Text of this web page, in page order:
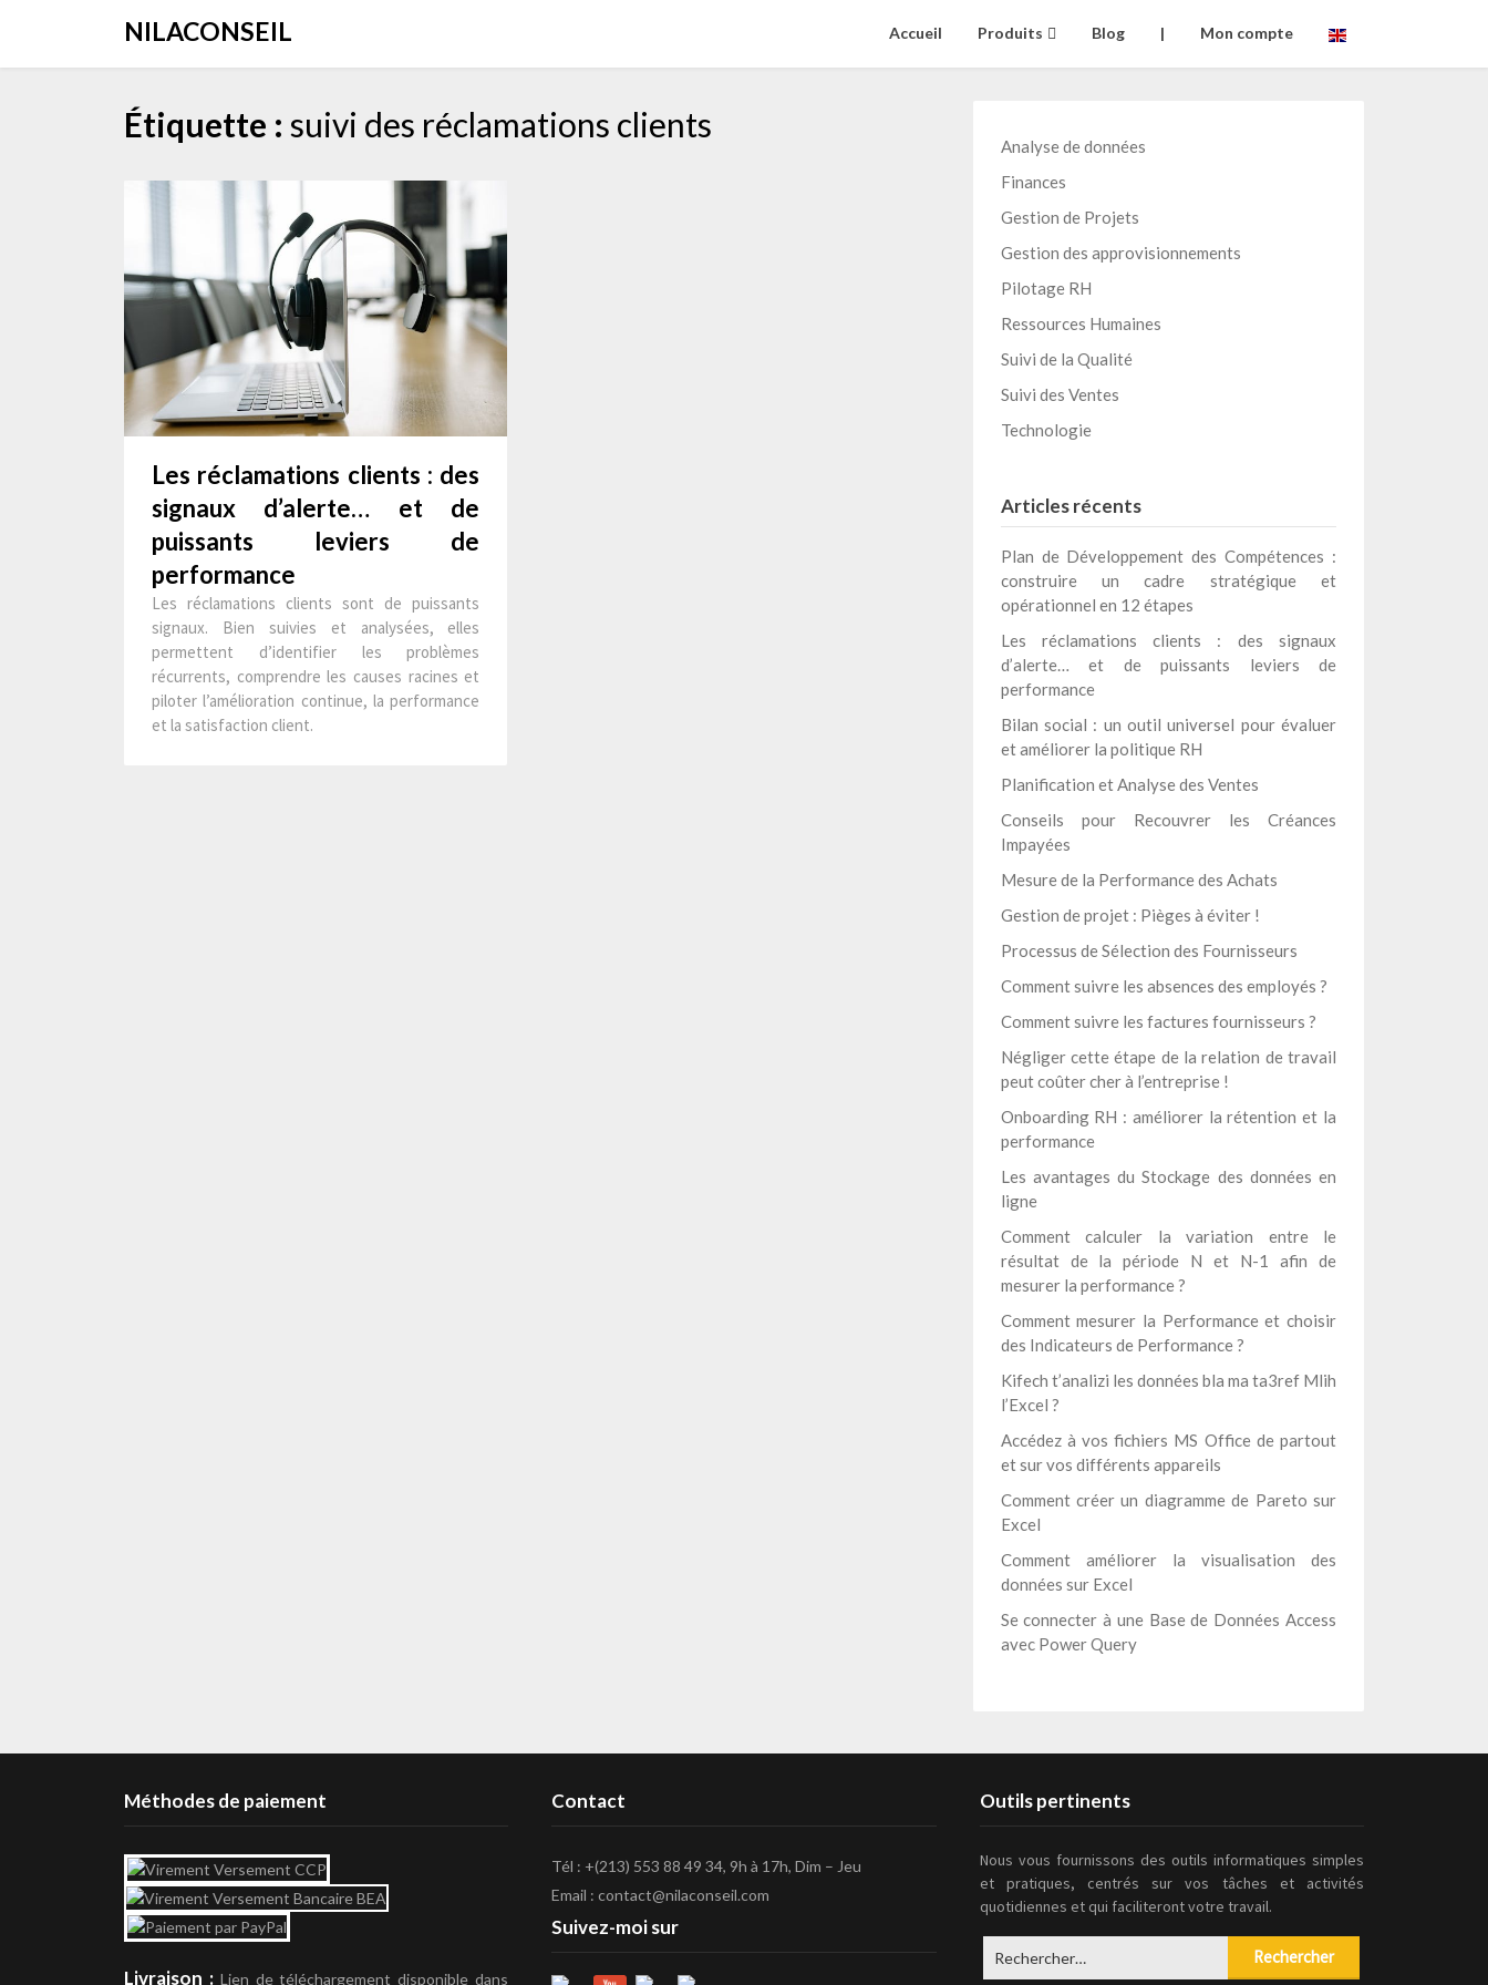
NILACONSEIL Accueil Produits Blog | Mon compte
Étiquette : suivi des réclamations clients
Les réclamations clients : des
signaux d’alerte… et de
puissants leviers de
performance
Les réclamations clients sont de puissants
signaux. Bien suivies et analysées, elles
permettent d’identifier les problèmes
récurrents, comprendre les causes racines et
piloter l’amélioration continue, la performance
et la satisfaction client.
Analyse de données
Finances
Gestion de Projets
Gestion des approvisionnements
Pilotage RH
Ressources Humaines
Suivi de la Qualité
Suivi des Ventes
Technologie
Articles récents
Plan de Développement des Compétences :
construire un cadre stratégique et
opérationnel en 12 étapes
Les réclamations clients : des signaux
d’alerte… et de puissants leviers de
performance
Bilan social : un outil universel pour évaluer
et améliorer la politique RH
Planification et Analyse des Ventes
Conseils pour Recouvrer les Créances
Impayées
Mesure de la Performance des Achats
Gestion de projet : Pièges à éviter !
Processus de Sélection des Fournisseurs
Comment suivre les absences des employés ?
Comment suivre les factures fournisseurs ?
Négliger cette étape de la relation de travail
peut coûter cher à l’entreprise !
Onboarding RH : améliorer la rétention et la
performance
Les avantages du Stockage des données en
ligne
Comment calculer la variation entre le
résultat de la période N et N-1 afin de
mesurer la performance ?
Comment mesurer la Performance et choisir
des Indicateurs de Performance ?
Kifech t’analizi les données bla ma ta3ref Mlih
l’Excel ?
Accédez à vos fichiers MS Office de partout
et sur vos différents appareils
Comment créer un diagramme de Pareto sur
Excel
Comment améliorer la visualisation des
données sur Excel
Se connecter à une Base de Données Access
avec Power Query
Méthodes de paiement
Livraison : Lien de téléchargement disponible dans
Contact
Tél : +(213) 553 88 49 34, 9h à 17h, Dim – Jeu
Email : contact@nilaconseil.com
Suivez-moi sur
Outils pertinents
Nous vous fournissons des outils informatiques simples
et pratiques, centrés sur vos tâches et activités
quotidiennes et qui faciliteront votre travail.